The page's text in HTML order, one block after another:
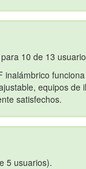
10 de 13
inalámbrico
equipos de
satisfechos.
5 usuarios).